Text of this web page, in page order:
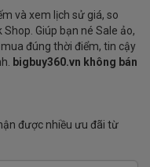
và xem lịch sử giá, so
Giúp bạn né Sale ảo,
đúng thời điểm, tin cậy
bigbuy360.vn không bán
được nhiều ưu đãi từ